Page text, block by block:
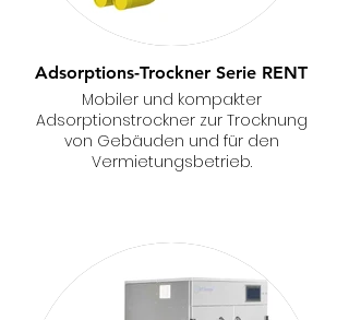
Adsorptions-Trockner Serie RENT
Mobiler und kompakter
Adsorptionstrockner zur Trocknung
von Gebäuden und für den
Vermietungsbetrieb.